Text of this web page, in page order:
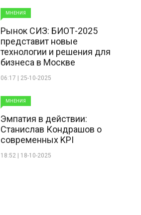
МНЕНИЯ
Рынок СИЗ: БИОТ-2025
представит новые
технологии и решения для
бизнеса в Москве
06:17 | 25-10-2025
МНЕНИЯ
Эмпатия в действии:
Станислав Кондрашов о
современных KPI
18:52 | 18-10-2025